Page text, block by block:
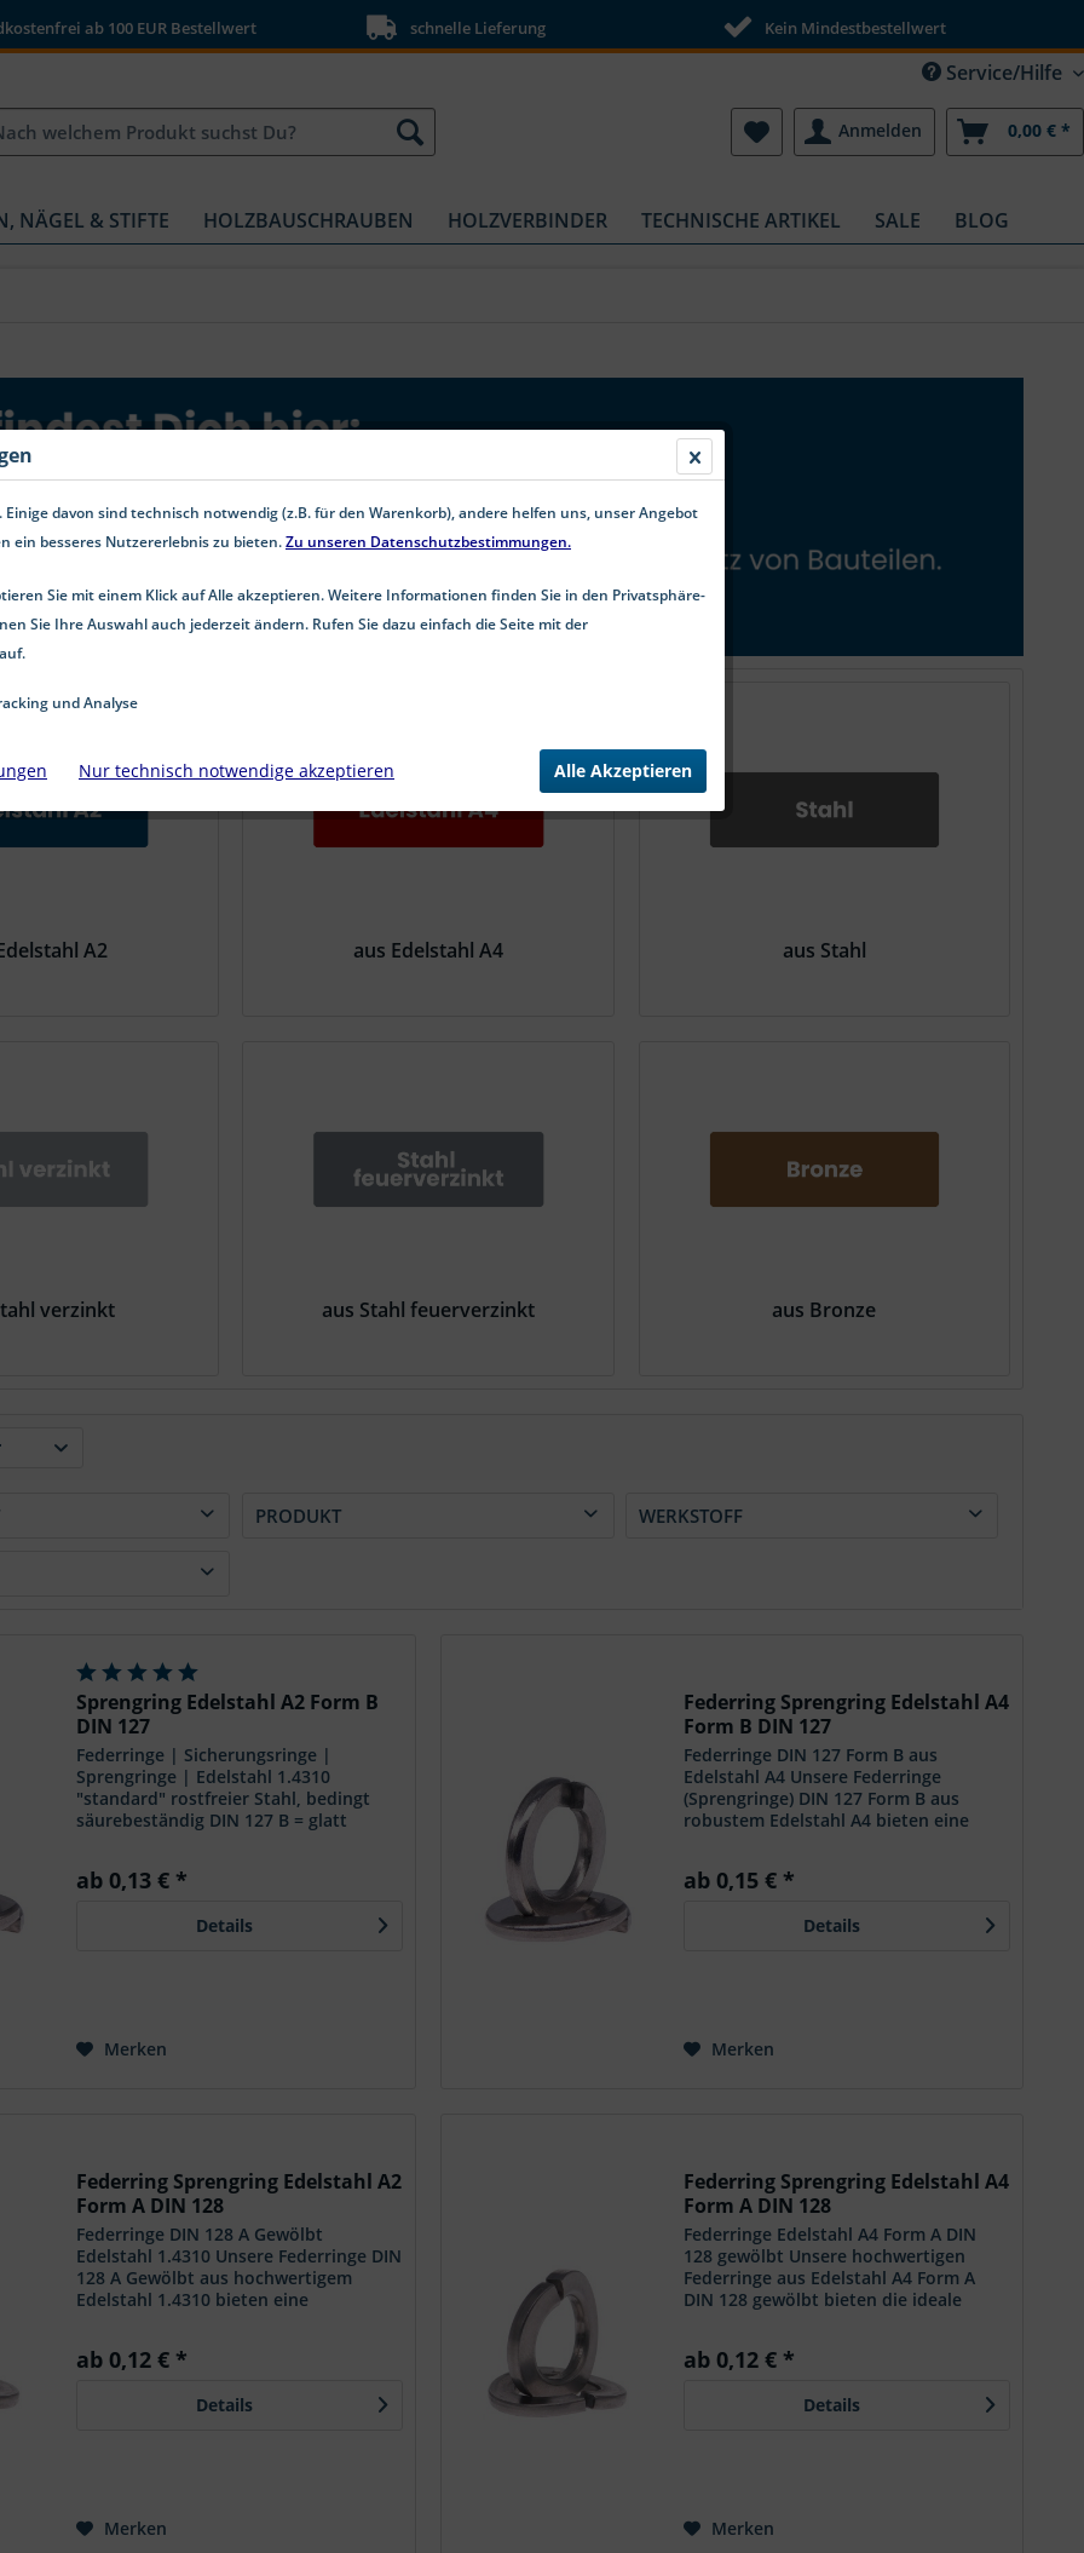
ab 100 EUR Bestellwert schnelle Lieferung Kein Mindestbestellwert
Service/Hilfe
Anmelden 0,00 € *
NÄGEL & STIFTE HOLZBAUSCHRAUBEN HOLZVERBINDER TECHNISCHE ARTIKEL SALE BLOG
A2 aus Edelstahl A4 aus Stahl
verzinkt aus Stahl feuerverzinkt aus Bronze
PRODUKT
Sprengring
WERKSTOFF
Federstahl
Stahl
Stahl 8 DiSP
Stahl feuerverzinkt
Stahl verzinkt
Sprengring Edelstahl A2 Form B
DIN 127
Federringe | Sicherungsringe |
Sprengringe | Edelstahl 1.4310
"standard" rostfreier Stahl, bedingt
säurebeständig DIN 127 B = glatt
Optik: metallisch matt, silbrig bis
ab 0,13 € *
Details
Merken
Federring Sprengring Edelstahl A4
Form B DIN 127
Federringe DIN 127 Form B aus
Edelstahl A4 Unsere Federringe
(Sprengringe) DIN 127 Form B aus
robustem Edelstahl A4 bieten eine
Anwendungen. Mit ihrem speziellen...
ab 0,15 € *
Details
Merken
Federring Sprengring Edelstahl A2
Form A DIN 128
Federringe DIN 128 A Gewölbt
Edelstahl 1.4310 Unsere Federringe DIN
128 A Gewölbt aus hochwertigem
Edelstahl 1.4310 bieten eine
verschiedenen Anwendungen. Mit
ab 0,12 € *
Details
Merken
Federring Sprengring Edelstahl A4
Form A DIN 128
Federringe Edelstahl A4 Form A DIN
128 gewölbt Unsere hochwertigen
Federringe aus Edelstahl A4 Form A
DIN 128 gewölbt bieten die ideale
nach höchsten Standards
ab 0,12 € *
Details
Merken
Einige davon sind technisch notwendig (z.B. für den Warenkorb), andere helfen uns, unser Angebot
ein besseres Nutzererlebnis zu bieten.Zu unseren Datenschutzbestimmungen.
Sie mit einem Klick auf Alle akzeptieren. Weitere Informationen finden Sie in den Privatsphäre-
Sie Ihre Auswahl auch jederzeit ändern. Rufen Sie dazu einfach die Seite mit der
und Analyse
Nur technisch notwendige akzeptieren Alle Akzeptieren